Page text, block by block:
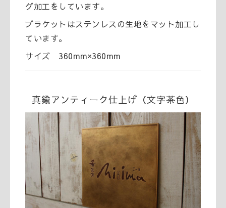
グ加工をしています。
ブラケットはステンレスの生地をマット加工し
ています。
サイズ 360mm×360mm
真鍮アンティーク仕上げ（文字茶色）